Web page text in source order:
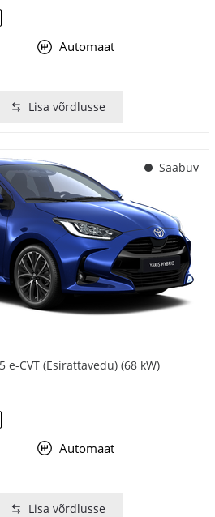
Automaat
Lisa võrdlusse
Saabuv
CVT (Esirattavedu) (68 kW)
Automaat
Lisa võrdlusse